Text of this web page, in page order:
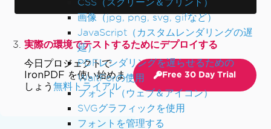
CSS（スクリーン＆プリント）
画像（jpg, png, svg, gifなど）
JavaScript（カスタムレンダリングの遅
延）
PDFレンダリングを遅らせるための
WaitForの使用
フォント（ウェブ＆アイコン）
SVGグラフィックを使用
フォントを管理する
実際の環境でテストするためにデプロイする
今日プロジェクトで
IronPDF を使い始めま
しょう 無料トライアル
Free 30 Day Trial